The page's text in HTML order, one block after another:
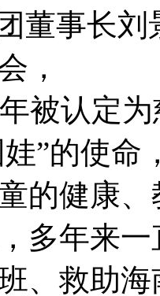
董事长
，
被认定
”的使命
的健康
多年来
、救助